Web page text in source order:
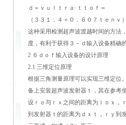
ｄ＝ｖｕｌｔｒａ·ｔｔｏｆ＝
（３３１．４＋０．６０７ｔｅｎ
这种采用检测超声波渡越时间的方法
度，有利于获得３－ｄ输入设备精确
2 ６ｄｏｆ输入设备的设计原理
2.1 三维定位原理
根据三角测量原理可以实现三维定位
备上安装超声波发射器ｔ，其在参
设ｒｏ与ｒｘ之间的距离为ｌｏｘ，
到发射器ｔ的距离为ｄｘｔ，ｒｙ到